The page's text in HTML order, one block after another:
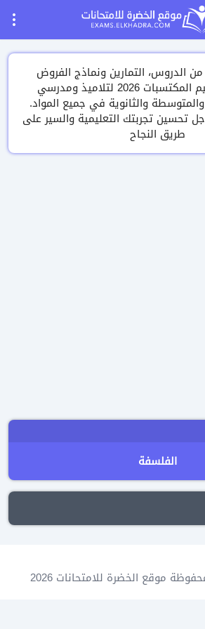
الدروس، التمارين ونماذج الفروض
والاختبارات وتقييم المكتسبات 2026 لتلاميذ ومدرسي
والمتوسطة والثانوية في جميع المواد.
تحسين تجربتك التعليمية والسير على
طريق النجاح
الفلسفة
موقع الخضرة للامتحانات 2026